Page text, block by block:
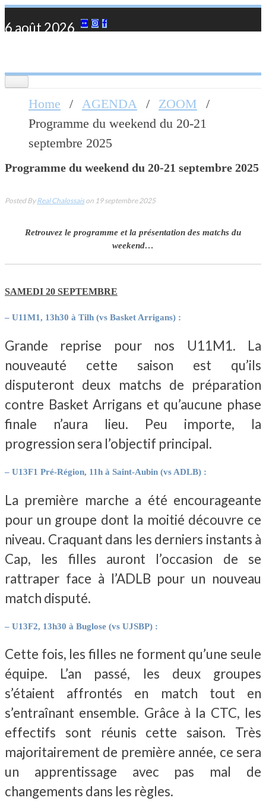
to
6 août 2026
Toggle
navigation
Home / AGENDA / ZOOM
/
Programme du weekend du 20-21
septembre 2025
Programme du weekend du 20-21 septembre 2025
Posted ByReal Chalossaison 19 septembre 2025
Retrouvez le programme et la présentation des matchs du
weekend…
SAMEDI 20 SEPTEMBRE
– U11M1, 13h30 à Tilh (vs Basket Arrigans) :
Grande reprise pour nos U11M1. La
nouveauté cette saison est qu’ils
disputeront deux matchs de préparation
contre Basket Arrigans et qu’aucune phase
finale n’aura lieu. Peu importe, la
progression sera l’objectif principal.
– U13F1 Pré-Région, 11h à Saint-Aubin (vs ADLB) :
La première marche a été encourageante
pour un groupe dont la moitié découvre ce
niveau. Craquant dans les derniers instants à
Cap, les filles auront l’occasion de se
rattraper face à l’ADLB pour un nouveau
match disputé.
– U13F2, 13h30 à Buglose (vs UJSBP) :
Cette fois, les filles ne forment qu’une seule
équipe. L’an passé, les deux groupes
s’étaient affrontés en match tout en
s’entraînant ensemble. Grâce à la CTC, les
effectifs sont réunis cette saison. Très
majoritairement de première année, ce sera
un apprentissage avec pas mal de
changements dans les règles.